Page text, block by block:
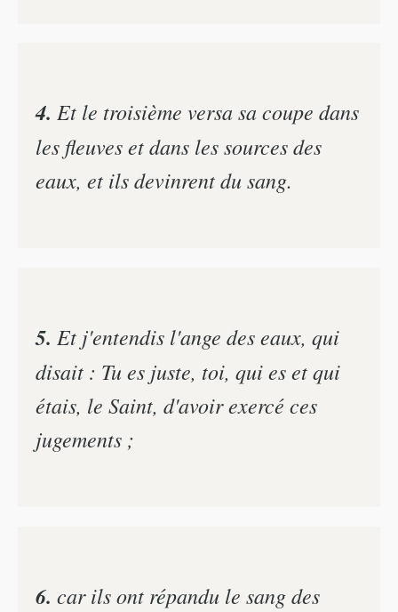
4. Et le troisième versa sa coupe dans
les fleuves et dans les sources des
eaux, et ils devinrent du sang.
5. Et j'entendis l'ange des eaux, qui
disait : Tu es juste, toi, qui es et qui
étais, le Saint, d'avoir exercé ces
jugements ;
6. car ils ont répandu le sang des